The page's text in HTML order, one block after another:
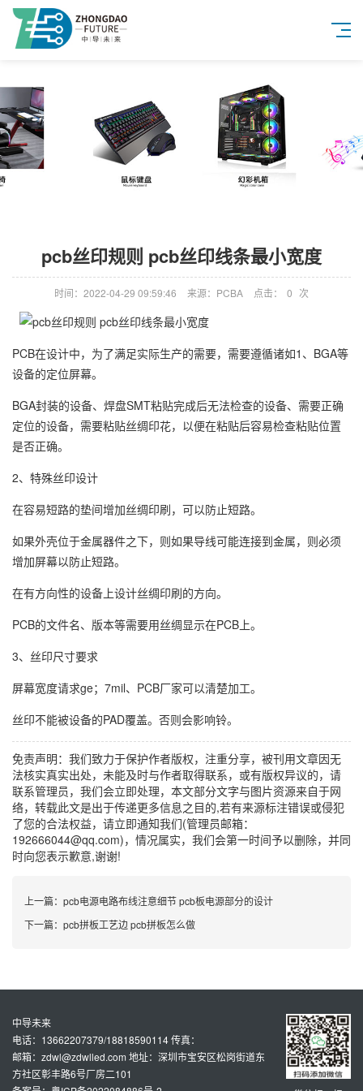
pcb丝印规则 pcb丝印线条最小宽度
时间：2022-04-29 09:59:46 来源：PCBA 点击： 0 次
PCB在设计中，为了满足实际生产的需要，需要遵循诸如1、BGA等
设备的定位屏幕。
BGA封装的设备、焊盘SMT粘贴完成后无法检查的设备、需要正确
定位的设备，需要粘贴丝绸印花，以便在粘贴后容易检查粘贴位置
是否正确。
2、特殊丝印设计
在容易短路的垫间增加丝绸印刷，可以防止短路。
如果外壳位于金属器件之下，则如果导线可能连接到金属，则必须
增加屏幕以防止短路。
在有方向性的设备上设计丝绸印刷的方向。
PCB的文件名、版本等需要用丝绸显示在PCB上。
3、丝印尺寸要求
屏幕宽度请求ge；7mil、PCB厂家可以清楚加工。
丝印不能被设备的PAD覆盖。否则会影响铃。
免责声明：我们致力于保护作者版权，注重分享，被刊用文章因无
法核实真实出处，未能及时与作者取得联系，或有版权异议的，请
联系管理员，我们会立即处理，本文部分文字与图片资源来自于网
络，转载此文是出于传递更多信息之目的,若有来源标注错误或侵犯
了您的合法权益，请立即通知我们(管理员邮箱：
192666044@qq.com)，情况属实，我们会第一时间予以删除，并同
时向您表示歉意,谢谢!
上一篇： pcb电源电路布线注意细节 pcb板电源部分的设计
下一篇： pcb拼板工艺边 pcb拼板怎么做
中导未来
电话：13662207379/18818590114 传真：
邮箱：zdwl@zdwlled.com 地址：深圳市宝安区松岗街道东
方社区彰丰路6号厂房二101